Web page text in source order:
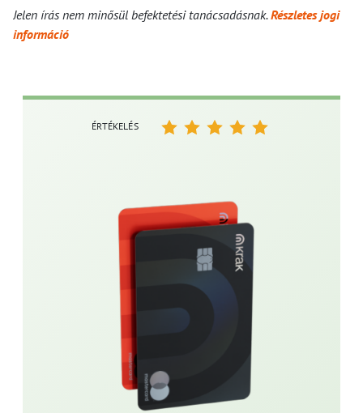
Jelen írás nem minősül befektetési tanácsadásnak.Részletes jogi
információ
ÉRTÉKELÉS